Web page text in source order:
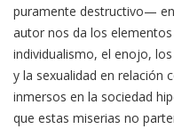
puramente destructivo—
autor nos da los
individualismo, el enojo,
y la sexualidad en relación
inmersos en la sociedad
que estas miserias no